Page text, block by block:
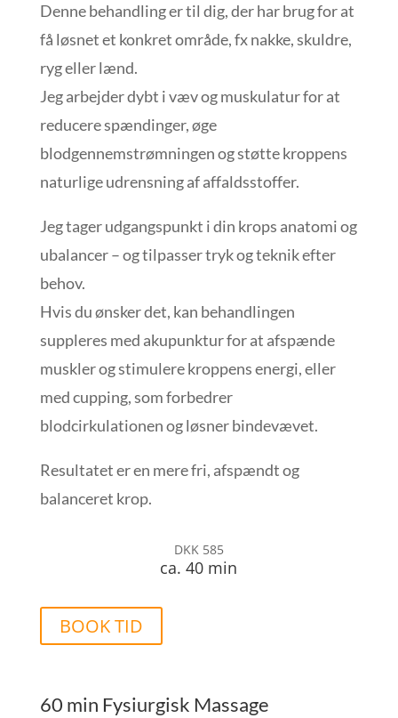
Denne behandling er til dig, der har brug for at
få løsnet et konkret område, fx nakke, skuldre,
ryg eller lænd.
Jeg arbejder dybt i væv og muskulatur for at
reducere spændinger, øge
blodgennemstrømningen og støtte kroppens
naturlige udrensning af affaldsstoffer.
Jeg tager udgangspunkt i din krops anatomi og
ubalancer – og tilpasser tryk og teknik efter
behov.
Hvis du ønsker det, kan behandlingen
suppleres med akupunktur for at afspænde
muskler og stimulere kroppens energi, eller
med cupping, som forbedrer
blodcirkulationen og løsner bindevævet.
Resultatet er en mere fri, afspændt og
balanceret krop.
DKK 585
ca. 40 min
BOOK TID
60 min Fysiurgisk Massage